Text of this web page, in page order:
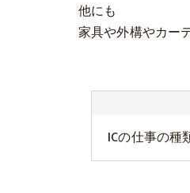
他にも
家具や外構やカー
ICの仕事の